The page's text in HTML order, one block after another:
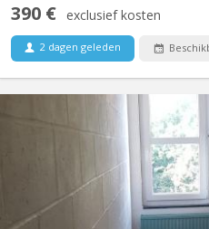
390 € exclusief kosten
2 dagen geleden
Kot situé au 32 - 219 Place
arrière au calme (cour des
Appartement communautaire
2 WC disponible dès le 1 aout